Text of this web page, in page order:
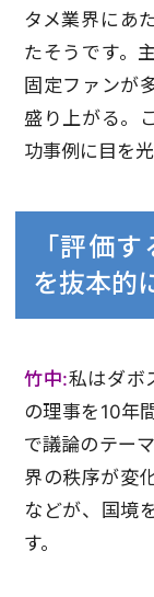
タメ業界にあ
たそうです。
固定ファンが
盛り上がる。
功事例に目を
「評価
を抜本的
竹中:私はダボ
の理事を10年
で議論のテー
界の秩序が変
などが、国境
す。